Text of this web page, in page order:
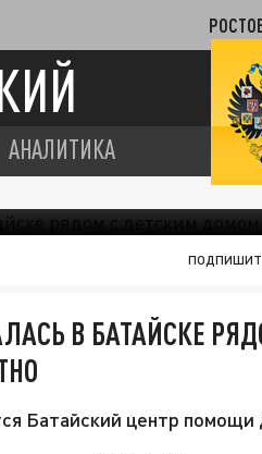
АНАЛИТИКА
В БАТАЙСКЕ
Батайский центр помощи